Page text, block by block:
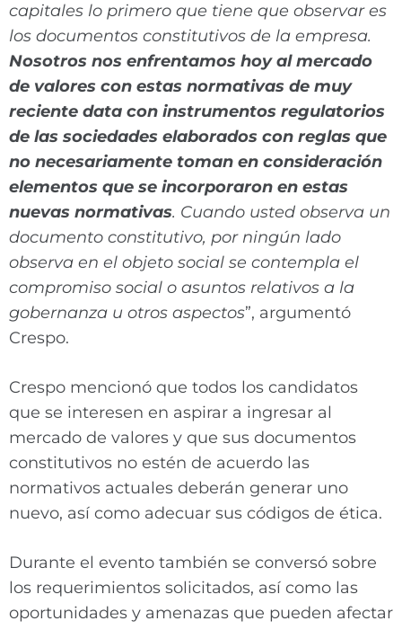
capitales lo primero que tiene que observar es
los documentos constitutivos de la empresa.
Nosotros nos enfrentamos hoy al mercado
de valores con estas normativas de muy
reciente data con instrumentos regulatorios
de las sociedades elaborados con reglas que
no necesariamente toman en consideración
elementos que se incorporaron en estas
nuevas normativas. Cuando usted observa un
documento constitutivo, por ningún lado
observa en el objeto social se contempla el
compromiso social o asuntos relativos a la
gobernanza u otros aspectos”, argumentó
Crespo.
Crespo mencionó que todos los candidatos
que se interesen en aspirar a ingresar al
mercado de valores y que sus documentos
constitutivos no estén de acuerdo las
normativos actuales deberán generar uno
nuevo, así como adecuar sus códigos de ética.
Durante el evento también se conversó sobre
los requerimientos solicitados, así como las
oportunidades y amenazas que pueden afectar